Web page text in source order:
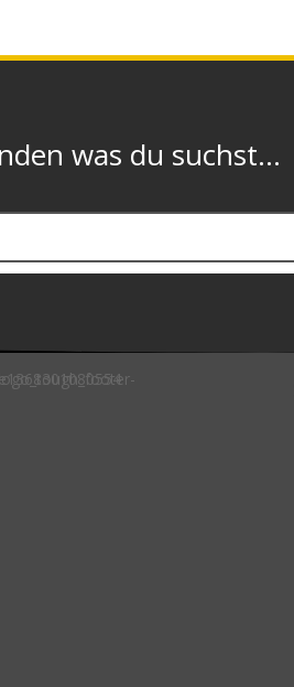
was du suchst...